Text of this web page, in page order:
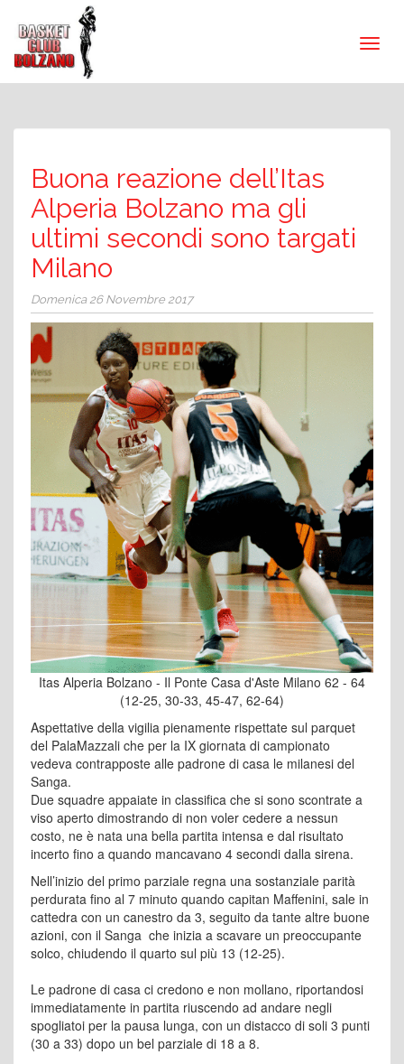
Buona reazione dell’Itas
Alperia Bolzano ma gli
ultimi secondi sono targati
Milano
Domenica 26 Novembre 2017
Itas Alperia Bolzano - Il Ponte Casa d'Aste Milano 62 - 64
(12-25, 30-33, 45-47, 62-64)
Aspettative della vigilia pienamente rispettate sul parquet
del PalaMazzali che per la IX giornata di campionato
vedeva contrapposte alle padrone di casa le milanesi del
Sanga.
Due squadre appaiate in classifica che si sono scontrate a
viso aperto dimostrando di non voler cedere a nessun
costo, ne è nata una bella partita intensa e dal risultato
incerto fino a quando mancavano 4 secondi dalla sirena.
Nell’inizio del primo parziale regna una sostanziale parità
perdurata fino al 7 minuto quando capitan Maffenini, sale in
cattedra con un canestro da 3, seguito da tante altre buone
azioni, con il Sanga che inizia a scavare un preoccupante
solco, chiudendo il quarto sul più 13 (12-25).
Le padrone di casa ci credono e non mollano, riportandosi
immediatamente in partita riuscendo ad andare negli
spogliatoi per la pausa lunga, con un distacco di soli 3 punti
(30 a 33) dopo un bel parziale di 18 a 8.